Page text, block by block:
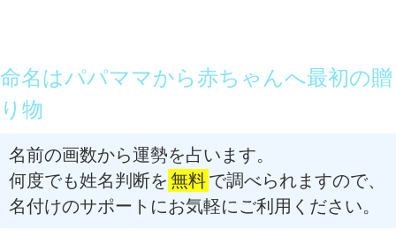
命名はパパママから赤ちゃんへ最初の贈
り物
名前の画数から運勢を占います。
何度でも姓名判断を 無料で調べられますので、
名付けのサポートにお気軽にご利用ください。